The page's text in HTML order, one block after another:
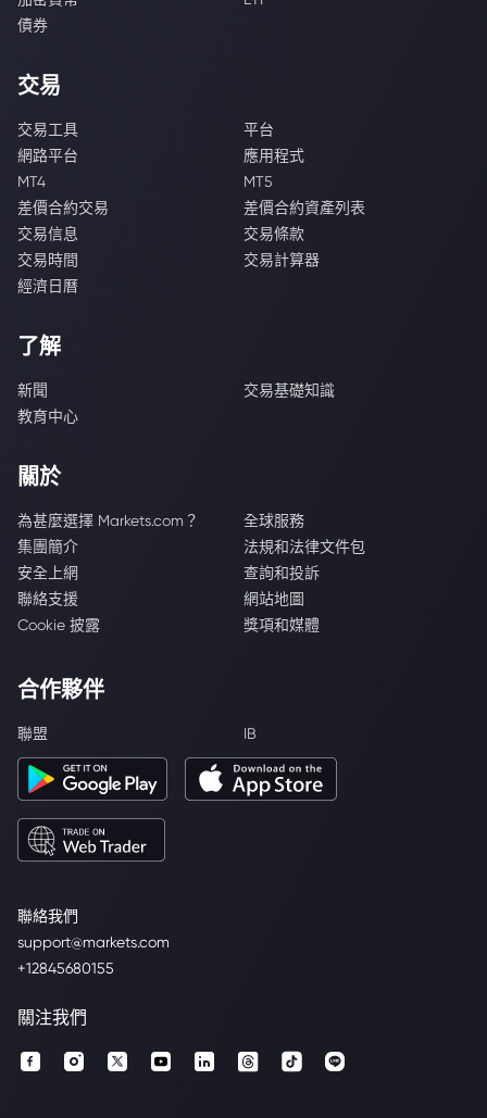
聯絡我們
support@markets.com
+12845680155
債券
交易
交易工具
平台
網路平台
應用程式
MT4
MT5
差價合約交易
差價合約資產列表
交易信息
交易條款
交易時間
交易計算器
經濟日曆
了解
新聞
交易基礎知識
教育中心
關於
為甚麼選擇 Markets.com？
全球服務
集團簡介
法規和法律文件包
安全上網
查詢和投訴
聯絡支援
網站地圖
Cookie 披露
獎項和媒體
合作夥伴
聯盟 IB
關注我們